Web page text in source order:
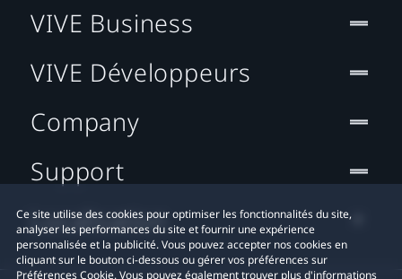
Ce site utilise des cookies pour optimiser les fonctionnalités du site,
analyser les performances du site et fournir une expérience
personnalisée et la publicité. Vous pouvez accepter nos cookies en
cliquant sur le bouton ci-dessous ou gérer vos préférences sur
Préférences Cookie. Vous pouvez également trouver plus d'informations
VIVE Business
VIVE Développeurs
Company
Support
Localisation